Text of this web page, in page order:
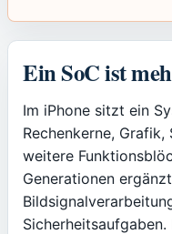
Ein SoC ist
Im iPhone sitzt ein
Rechenkerne,
weitere
Generationen